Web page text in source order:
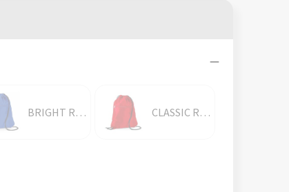
BRIGHT ROYAL CLASSIC RED